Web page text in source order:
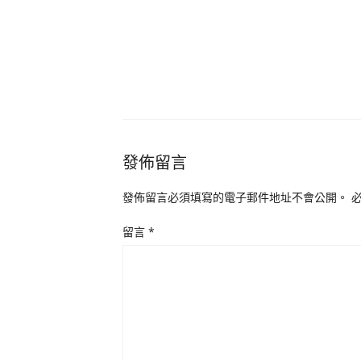
發佈留言
發佈留言必須填寫的電子郵件地址不會公開。
留言 *